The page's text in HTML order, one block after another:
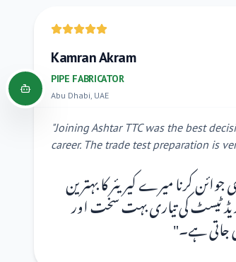
Kamran Akram
PIPE FABRICATOR
Abu Dhabi, UAE
"Joining Ashtar TTC was the best
career. The trade test preparation is
جوائن کرنا میرے کیریئر کا بہترین
ٹیسٹ کی تیاری بہت سخت اور
جاتی ہے۔"